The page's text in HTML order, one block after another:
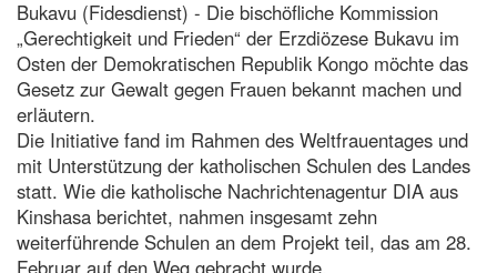
Bukavu (Fidesdienst) - Die bischöfliche Kommission
„Gerechtigkeit und Frieden“ der Erzdiözese Bukavu im
Osten der Demokratischen Republik Kongo möchte das
Gesetz zur Gewalt gegen Frauen bekannt machen und
erläutern.
Die Initiative fand im Rahmen des Weltfrauentages und
mit Unterstützung der katholischen Schulen des Landes
statt. Wie die katholische Nachrichtenagentur DIA aus
Kinshasa berichtet, nahmen insgesamt zehn
weiterführende Schulen an dem Projekt teil, das am 28.
Februar auf den Weg gebracht wurde.